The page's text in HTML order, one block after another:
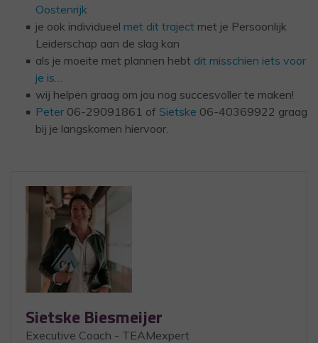
Oostenrijk
je ook individueel met dit traject met je Persoonlijk
Leiderschap aan de slag kan
als je moeite met plannen hebt dit misschien iets voor
je is…
wij helpen graag om jou nog succesvoller te maken!
Peter 06-29091861 of Sietske 06-40369922 graag
bij je langskomen hiervoor.
Sietske Biesmeijer
Executive Coach - TEAMexpert